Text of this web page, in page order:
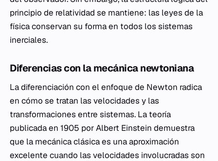
principio de relatividad se mantiene: las leyes de la
física conservan su forma en todos los sistemas
inerciales.
Diferencias con la mecánica newtoniana
La diferenciación con el enfoque de Newton radica
en cómo se tratan las velocidades y las
transformaciones entre sistemas. La teoría
publicada en 1905 por Albert Einstein demuestra
que la mecánica clásica es una aproximación
excelente cuando las velocidades involucradas son